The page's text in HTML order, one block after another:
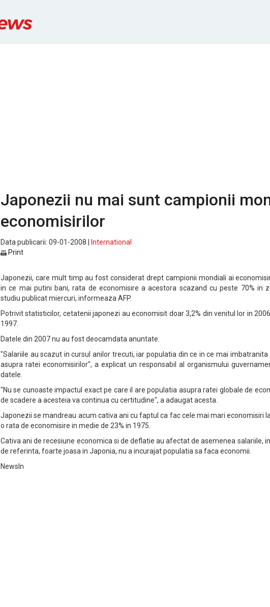
Japonezii nu mai sunt campionii
economisirilor
Data publicarii: 09-01-2008 |
International
Print
Japonezii, care mult timp au fost considerat drept campionii mondiali ai
in ce mai putini bani, rata de economisire a acestora scazand cu peste 70% in
studiu publicat miercuri, informeaza AFP.
Potrivit statisticilor, cetatenii japonezi au economisit doar 3,2% din venitul lor in
1997.
Datele din 2007 nu au fost deocamdata anuntate.
"Salariile au scazut in cursul anilor trecuti, iar populatia din ce in ce mai
asupra ratei economisirilor", a explicat un responsabil al organismului
datele.
"Nu se cunoaste impactul exact pe care il are populatia asupra ratei globale de
de scadere a acesteia va continua cu certitudine", a adaugat acesta.
Japonezii se mandreau acum cativa ani cu faptul ca fac cele mai mari economisiri
o rata de economisire in medie de 23% in 1975.
Cativa ani de recesiune economica si de deflatie au afectat de asemenea salariile,
de referinta, foarte joasa in Japonia, nu a incurajat populatia sa faca economii.
NewsIn